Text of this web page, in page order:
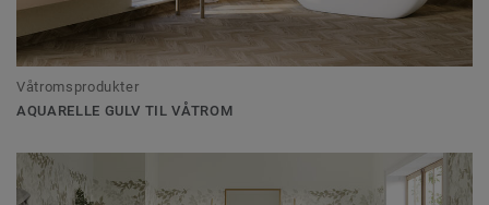
Våtromsprodukter
AQUARELLE GULV TIL VÅTROM